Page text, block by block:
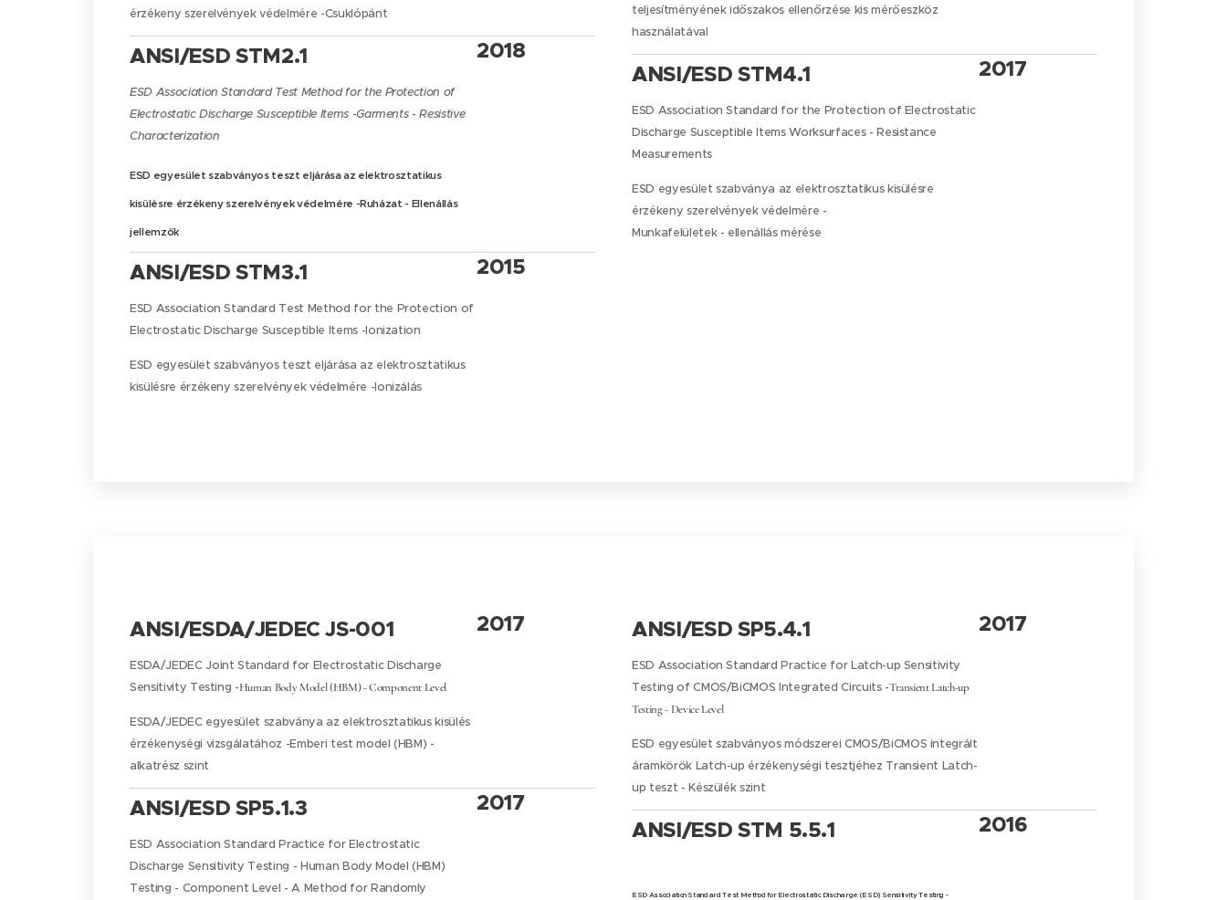
érzékeny szerelvények védelmére -Csuklópánt
ANSI/ESD STM2.1
ESD Association Standard Test Method for the Protection of
Electrostatic Discharge Susceptible Items -Garments - Resistive
Characterization
ESD egyesület szabványos teszt eljárása az elektrosztatikus
kisülésre érzékeny szerelvények védelmére -Ruházat - Ellenállás
jellemzők
2018
ANSI/ESD STM3.1
ESD Association Standard Test Method for the Protection of
Electrostatic Discharge Susceptible Items -Ionization
ESD egyesület szabványos teszt eljárása az elektrosztatikus
kisülésre érzékeny szerelvények védelmére -Ionizálás
2015
teljesítményének időszakos ellenőrzése kis mérőeszköz
használatával
ANSI/ESD STM4.1
ESD Association Standard for the Protection of Electrostatic
Discharge Susceptible Items Worksurfaces - Resistance
Measurements
ESD egyesület szabványa az elektrosztatikus kisülésre
érzékeny szerelvények védelmére -
Munkafelületek - ellenállás mérése
2017
ANSI/ESDA/JEDEC JS-001
ESDA/JEDEC Joint Standard for Electrostatic Discharge
Sensitivity Testing -Human Body Model (HBM) - Component Level
ESDA/JEDEC egyesület szabványa az elektrosztatikus kisülés
érzékenységi vizsgálatához -Emberi test model (HBM) -
alkatrész szint
2017
ANSI/ESD SP5.1.3
ESD Association Standard Practice for Electrostatic
Discharge Sensitivity Testing - Human Body Model (HBM)
Testing - Component Level - A Method for Randomly
2017
ANSI/ESD SP5.4.1
ESD Association Standard Practice for Latch-up Sensitivity
Testing of CMOS/BiCMOS Integrated Circuits -Transient Latch-up
Testing - Device Level
ESD egyesület szabványos módszerei CMOS/BiCMOS integrált
áramkörök Latch-up érzékenységi tesztjéhez Transient Latch-
up teszt - Készülék szint
2017
ANSI/ESD STM 5.5.1
ESD Association Standard Test Method for Electrostatic Discharge (ESD) Sensitivity Testing -
2016